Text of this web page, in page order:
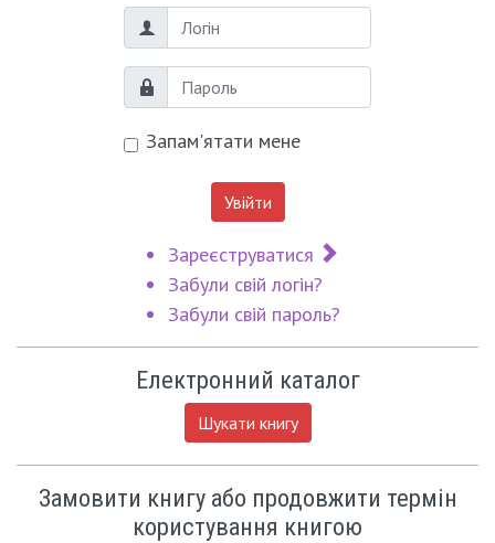
Логін
Пароль
Запам'ятати мене
Увійти
Зареєструватися
Забули свій логін?
Забули свій пароль?
Електронний каталог
Шукати книгу
Замовити книгу або продовжити термін
користування книгою